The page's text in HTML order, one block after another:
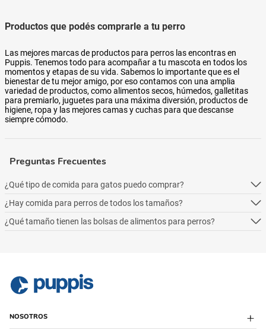
Productos que podés comprarle a tu perro
Las mejores marcas de productos para perros las encontras en
Puppis. Tenemos todo para acompañar a tu mascota en todos los
momentos y etapas de su vida. Sabemos lo importante que es el
bienestar de tu mejor amigo, por eso contamos con una amplia
variedad de productos, como alimentos secos, húmedos, galletitas
para premiarlo, juguetes para una máxima diversión, productos de
higiene, ropa y las mejores camas y cuchas para que descanse
siempre cómodo.
Preguntas Frecuentes
¿Qué tipo de comida para gatos puedo comprar?
Podés comprar online 5 tipos: alimento seco para perros, alimento
húmedo, alimento medicado, para necesidades especialesy alimentos
¿Hay comida para perros de todos los tamaños?
Podés comprar online 5 tipos: alimento seco para perros, alimento
¿Qué tamaño tienen las bolsas de alimentos para perros?
NOSOTROS